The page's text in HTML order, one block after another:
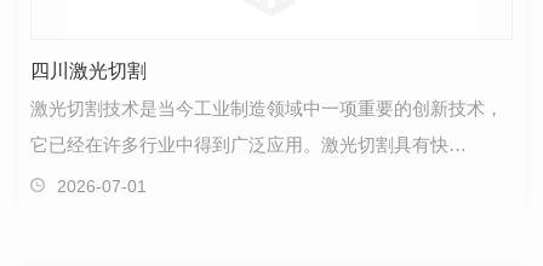
四川激光切割
激光切割技术是当今工业制造领域中一项重要的创新技术，
它已经在许多行业中得到广泛应用。激光切割具有快
速、..、..的优势，逐渐成为各行业生产加工中不可或缺的
2026-07-01